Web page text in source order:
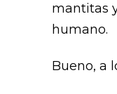
mantitas
humano.
Bueno, a